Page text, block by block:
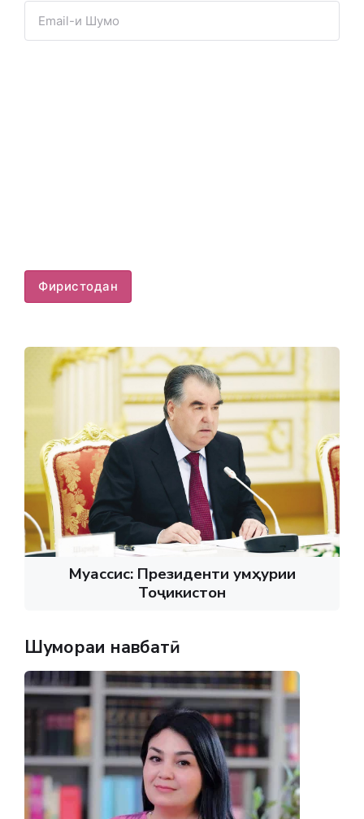
Фиристодан
Муассис: Президенти Ҷумҳурии
Тоҷикистон
Шумораи навбатӣ